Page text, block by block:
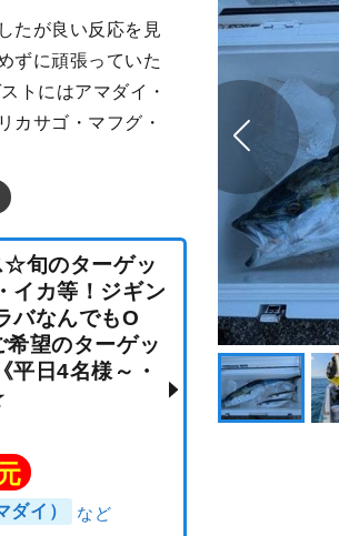
たが良い反応を見
ずに頑張っていた
トにはアマダイ・
カサゴ・マフグ・